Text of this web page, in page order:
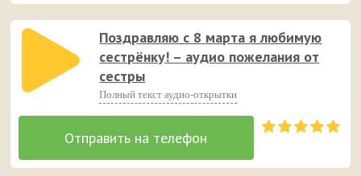
Поздравляю с 8 марта я любимую
сестрёнку! – аудио пожелания от
сестры
Полный текст аудио-открытки